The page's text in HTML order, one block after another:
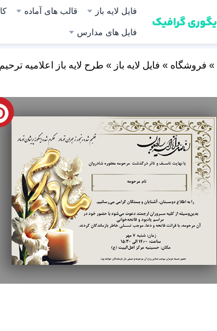
فایل لایه باز قالب های آماده
فایل های مدارس
» فروشگاه » فایل لایه باز » طرح لایه باز اعلامیه ترحیم